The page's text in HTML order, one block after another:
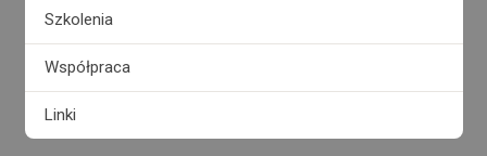
Szkolenia
Współpraca
Linki